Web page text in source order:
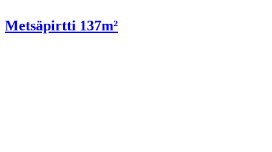
Metsäpirtti 137m²